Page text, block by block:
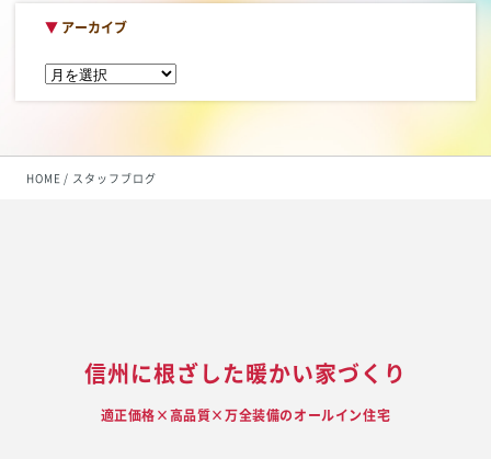
HOME スタッフブログ
▼アーカイブ
信州に根ざした暖かい家づくり
適正価格×高品質×万全装備のオールイン住宅